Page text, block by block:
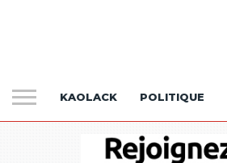
KAOLACK POLITIQUE